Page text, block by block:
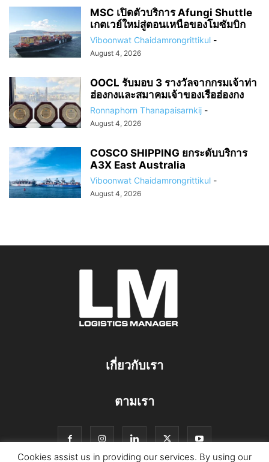
MSC เปิดตัวบริการ Afungi Shuttle
เกตเวย์ใหม่สู่ตอนเหนือของโมซัมบิก
Viboonwat Chaidamrongrittikul -
August 4, 2026
OOCL รับมอบ 3 รางวัลจากกรมเจ้าท่า
ฮ่องกงและสมาคมเจ้าของเรือฮ่องกง
Ronnaphorn Thanapaisarnkij -
August 4, 2026
COSCO SHIPPING ยกระดับบริการ
A3X East Australia
Viboonwat Chaidamrongrittikul -
August 4, 2026
เกี่ยวกับเรา
ตามเรา
Cookies assist us in providing our services. By using our